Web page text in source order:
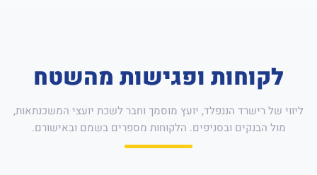
לקוחות ופגישות מהשטח
ליווי של רישרד הננפלד, יועץ מוסמך וחבר לשכת יועצי המשכנתאות,
מול הבנקים ובסניפים. הלקוחות מספרים בשמם ובאישורם.